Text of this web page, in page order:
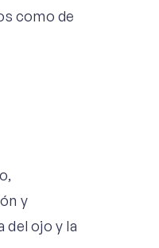
como de
y
del ojo y la